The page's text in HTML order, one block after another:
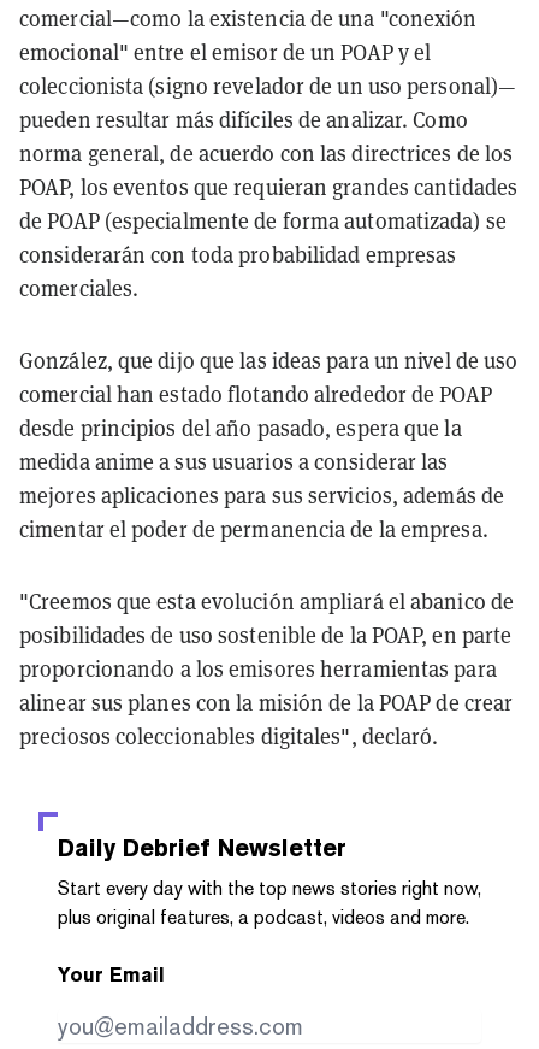
comercial—como la existencia de una "conexión
emocional" entre el emisor de un POAP y el
coleccionista (signo revelador de un uso personal)—
pueden resultar más difíciles de analizar. Como
norma general, de acuerdo con las directrices de los
POAP, los eventos que requieran grandes cantidades
de POAP (especialmente de forma automatizada) se
considerarán con toda probabilidad empresas
comerciales.
González, que dijo que las ideas para un nivel de uso
comercial han estado flotando alrededor de POAP
desde principios del año pasado, espera que la
medida anime a sus usuarios a considerar las
mejores aplicaciones para sus servicios, además de
cimentar el poder de permanencia de la empresa.
"Creemos que esta evolución ampliará el abanico de
posibilidades de uso sostenible de la POAP, en parte
proporcionando a los emisores herramientas para
alinear sus planes con la misión de la POAP de crear
preciosos coleccionables digitales", declaró.
Daily Debrief Newsletter
Start every day with the top news stories right now,
plus original features, a podcast, videos and more.
Your Email